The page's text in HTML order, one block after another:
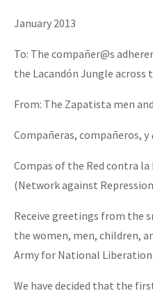
January 2013
To: The compañer@s
the Lacandón Jungle across
From: The Zapatista men
Compañeras, compañeros, y
Compas of the Red contra
(Network against
Receive greetings from the
the women, men, children,
Army for National Liberation.
We have decided that the